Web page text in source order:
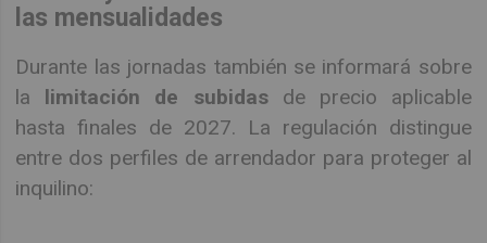
las mensualidades
Durante las jornadas también se informará sobre
la limitación de subidasde precio aplicable
hasta finales de 2027. La regulación distingue
entre dos perfiles de arrendador para proteger al
inquilino: